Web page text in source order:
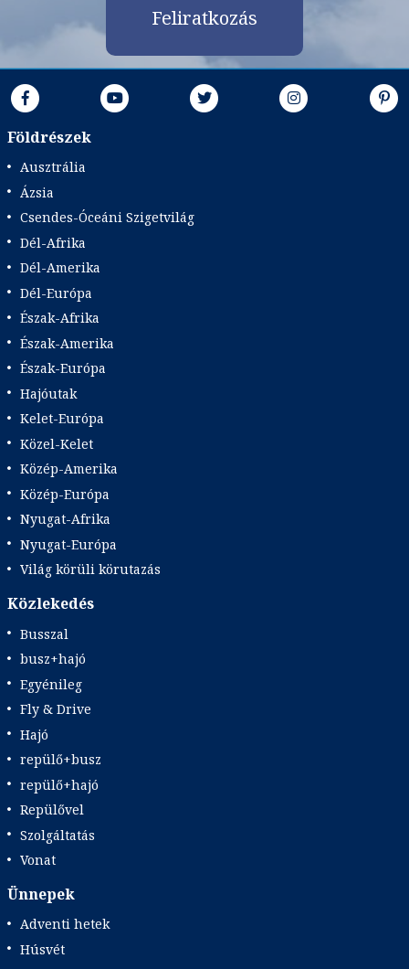
Feliratkozás
Földrészek
Ausztrália
Ázsia
Csendes-Óceáni Szigetvilág
Dél-Afrika
Dél-Amerika
Dél-Európa
Észak-Afrika
Észak-Amerika
Észak-Európa
Hajóutak
Kelet-Európa
Közel-Kelet
Közép-Amerika
Közép-Európa
Nyugat-Afrika
Nyugat-Európa
Világ körüli körutazás
Közlekedés
Busszal
busz+hajó
Egyénileg
Fly & Drive
Hajó
repülő+busz
repülő+hajó
Repülővel
Szolgáltatás
Vonat
Ünnepek
Adventi hetek
Húsvét